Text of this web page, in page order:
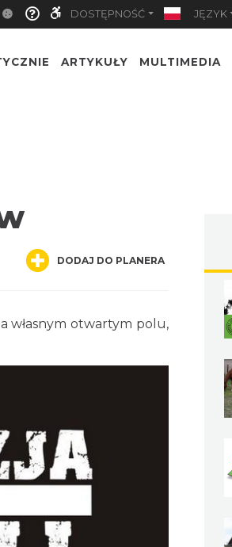
DOSTĘPNOŚĆ JĘZYK
ARTYKUŁY MULTIMEDIA
DODAJ DO PLANERA
własnym otwartym polu,